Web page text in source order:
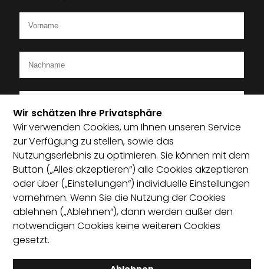
Ich bin Mitglied im Startup-Verband
Ich habe die Datenschutzerklärung zur Kenntnis
genommen und bin damit einverstanden, dass die von
mir angegebenen Daten elektronisch erhoben und
gespeichert werden. Mit dem Absenden erkläre ich mich
mit der Verarbeitung einverstanden.
Wir schätzen Ihre Privatsphäre
Wir verwenden Cookies, um Ihnen unseren Service
zur Verfügung zu stellen, sowie das
Nutzungserlebnis zu optimieren. Sie können mit dem
Button („Alles akzeptieren“) alle Cookies akzeptieren
oder über („Einstellungen“) individuelle Einstellungen
vornehmen. Wenn Sie die Nutzung der Cookies
ablehnen („Ablehnen“), dann werden außer den
notwendigen Cookies keine weiteren Cookies
gesetzt.